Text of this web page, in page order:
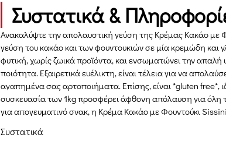
Συστατικά &
Ανακαλύψτε την απολαυστική γεύση της Κρέμας Κακάο με
γεύση του κακάο και των φουντουκιών σε μία κρεμώδη και
φυτική, χωρίς ζωικά προϊόντα, και ενσωματώνει την
ποιότητα. Εξαιρετικά ευέλικτη, είναι τέλεια για να
αγαπημένα σας αρτοποιήματα. Επίσης, είναι *gluten free*,
συσκευασία των 1kg προσφέρει άφθονη απόλαυση για όλη
για απογευματινό σνακ, η Κρέμα Κακάο με Φουντούκι
Συστατικά